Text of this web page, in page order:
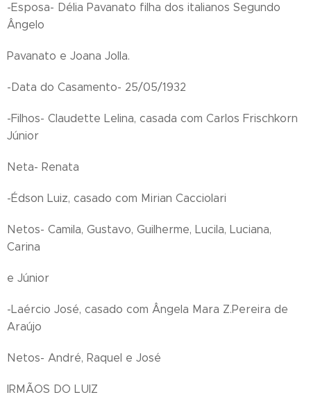
-Esposa- Délia Pavanato filha dos italianos Segundo
Ângelo
Pavanato e Joana Jolla.
-Data do Casamento- 25/05/1932
-Filhos- Claudette Lelina, casada com Carlos Frischkorn
Júnior
Neta- Renata
-Édson Luiz, casado com Mirian Cacciolari
Netos- Camila, Gustavo, Guilherme, Lucila, Luciana,
Carina
e Júnior
-Laércio José, casado com Ângela Mara Z.Pereira de
Araújo
Netos- André, Raquel e José
IRMÃOS DO LUIZ